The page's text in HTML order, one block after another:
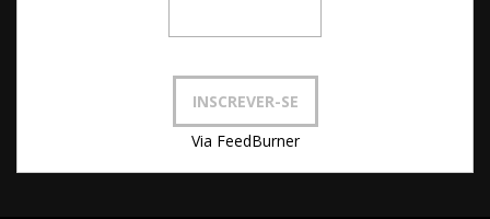
Via FeedBurner